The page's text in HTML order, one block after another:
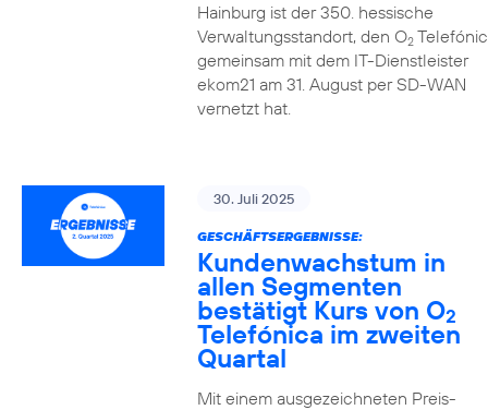
Hainburg ist der 350. hessische
Verwaltungsstandort, den O2
gemeinsam mit dem IT-Dienstleister
ekom21 am 31. August per SD-WAN
vernetzt hat.
30. Juli 2025
GESCHÄFTSERGEBNISSE:
Kundenwachstum in
allen Segmenten
bestätigt Kurs von O2
Telefónica im zweiten
Quartal
Mit einem ausgezeichneten Preis-